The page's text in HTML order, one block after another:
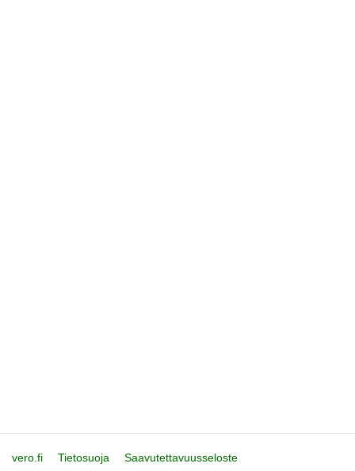
vero.fi Tietosuoja Saavutettavuusseloste